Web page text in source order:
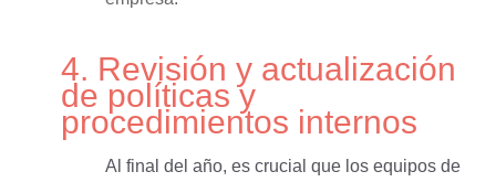
4. Revisión y actualización
de políticas y
procedimientos internos
Al final del año, es crucial que los equipos de